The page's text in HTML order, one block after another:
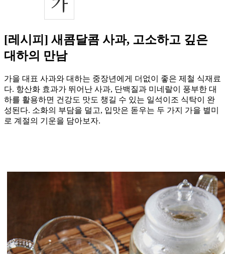
[레시피] 새콤달콤 사과, 고소하고 깊은
대하의 만남
가을 대표 사과와 대하는 중장년에게 더없이 좋은 제철 식재료
다. 항산화 효과가 뛰어난 사과, 단백질과 미네랄이 풍부한 대
하를 활용하면 건강도 맛도 챙길 수 있는 일석이조 식탁이 완
성된다. 소화의 부담을 덜고, 입맛은 돋우는 두 가지 가을 별미
로 계절의 기운을 담아보자.